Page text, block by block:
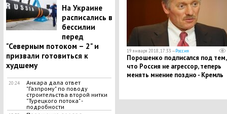
На Украине
расписались в
бессилии
перед
"Северным потоком – 2" и
призвали готовиться к
худшему
20:24
Анкара дала ответ
"Газпрому" по поводу
строительства второй нитки
"Турецкого потока" -
подробности
19 января 2018, 17:33 —Россия
Порошенко подписался под тем,
что Россия не агрессор, теперь
менять мнение поздно - Кремль